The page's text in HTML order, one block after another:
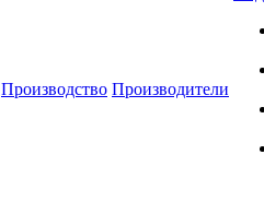
Производство Производители